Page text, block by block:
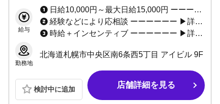
給与
日給10,000円～最大日給15,000円 ーーーーーー 小計最大100%バック 総売上最大70%バック (※総売上小計バック率等は面接時にご説明いたします。） ーーーーーー ・未経験者安心の保証制度（4ヶ月間） ・経験者必見の移籍金制度あり ーーーーーー ▶給与一例 基本給として日給10,000円×25日＝250,000円（4ヶ月）
経験などにより応相談 ーーーーーー ▶詳しくはお気軽にお問い合わせください。
時給＋インセンティブ ーーーーーー ▶詳しくはお気軽にお問い合わせください。
勤務地
北海道札幌市中央区南6条西5丁目 アイビル 9F
検討中に追加 店舗詳細を見る